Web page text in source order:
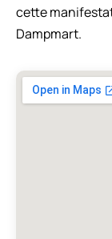
cette
Dampmart.